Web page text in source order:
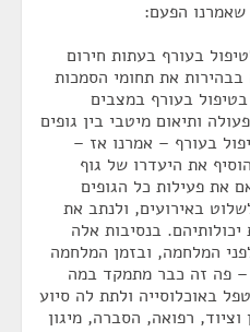
שאמרנו הפעם:
בעורף בעתות חירום
את תחומי הסמכות
בעורף במצבים
ותיאום מיטבי בין גופים
בעורף – אמרנו אז –
את היעדרו של גוף
את פעילות כל הגופים
באירועים, ולנתב את
בנסיבות אלה
המלחמה, ובזמן המלחמה
– פה זה כבר מתמקד במה
באוכלוסייה ולתת לה סיוע
וציוד, רפואה, הסברה, מיגון